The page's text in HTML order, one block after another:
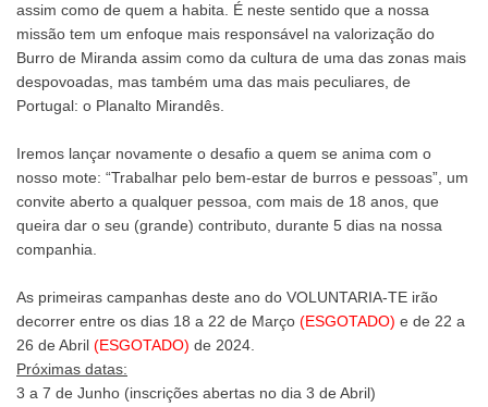
assim como de quem a habita. É neste sentido que a nossa
missão tem um enfoque mais responsável na valorização do
Burro de Miranda assim como da cultura de uma das zonas mais
despovoadas, mas também uma das mais peculiares, de
Portugal: o Planalto Mirandês.
Iremos lançar novamente o desafio a quem se anima com o
nosso mote: “Trabalhar pelo bem-estar de burros e pessoas”, um
convite aberto a qualquer pessoa, com mais de 18 anos, que
queira dar o seu (grande) contributo, durante 5 dias na nossa
companhia.
As primeiras campanhas deste ano do VOLUNTARIA-TE irão
decorrer entre os dias 18 a 22 de Março (ESGOTADO) e de 22 a
26 de Abril (ESGOTADO) de 2024.
Próximas datas:
3 a 7 de Junho (inscrições abertas no dia 3 de Abril)